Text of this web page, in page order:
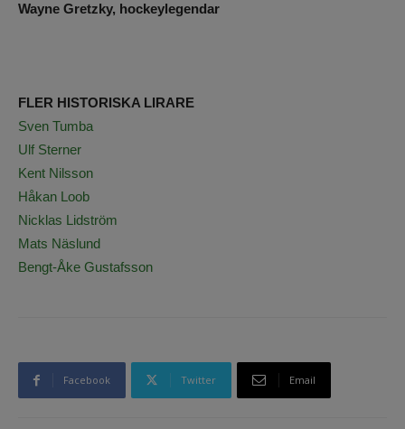
Wayne Gretzky, hockeylegendar
FLER HISTORISKA LIRARE
Sven Tumba
Ulf Sterner
Kent Nilsson
Håkan Loob
Nicklas Lidström
Mats Näslund
Bengt-Åke Gustafsson
Facebook Twitter Email